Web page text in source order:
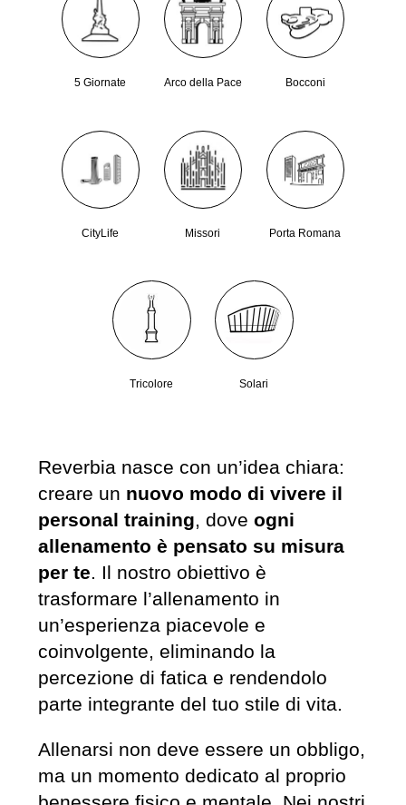
5 Giornate Arco della Pace Bocconi
CityLife Missori Porta Romana
Tricolore Solari
Reverbia nasce con un’idea chiara:
creare un nuovo modo di vivere il
personal training, dove ogni
allenamento è pensato su misura
per te. Il nostro obiettivo è
trasformare l’allenamento in
un’esperienza piacevole e
coinvolgente, eliminando la
percezione di fatica e rendendolo
parte integrante del tuo stile di vita.
Allenarsi non deve essere un obbligo,
ma un momento dedicato al proprio